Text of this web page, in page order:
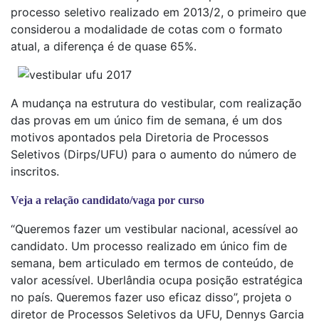
processo seletivo realizado em 2013/2, o primeiro que
considerou a modalidade de cotas com o formato
atual, a diferença é de quase 65%.
A mudança na estrutura do vestibular, com realização
das provas em um único fim de semana, é um dos
motivos apontados pela Diretoria de Processos
Seletivos (Dirps/UFU) para o aumento do número de
inscritos.
Veja a relação candidato/vaga por curso
“Queremos fazer um vestibular nacional, acessível ao
candidato. Um processo realizado em único fim de
semana, bem articulado em termos de conteúdo, de
valor acessível. Uberlândia ocupa posição estratégica
no país. Queremos fazer uso eficaz disso”, projeta o
diretor de Processos Seletivos da UFU, Dennys Garcia